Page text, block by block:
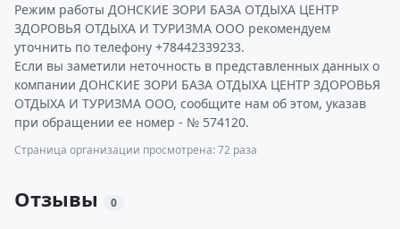
Режим работы ДОНСКИЕ ЗОРИ БАЗА ОТДЫХА ЦЕНТР
ЗДОРОВЬЯ ОТДЫХА И ТУРИЗМА ООО рекомендуем
уточнить по телефону +78442339233.
Если вы заметили неточность в представленных данных о
компании ДОНСКИЕ ЗОРИ БАЗА ОТДЫХА ЦЕНТР ЗДОРОВЬЯ
ОТДЫХА И ТУРИЗМА ООО, сообщите нам об этом, указав
при обращении ее номер - № 574120.
Страница организации просмотрена: 72 раза
Отзывы 0